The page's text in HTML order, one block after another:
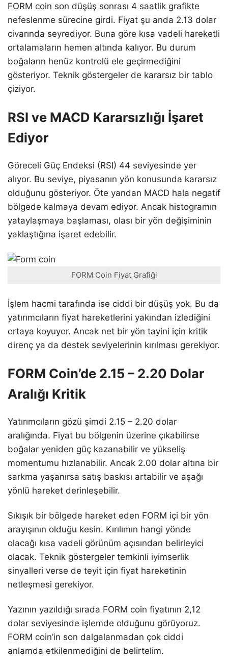
FORM coin son düşüş sonrası 4 saatlik grafikte
nefeslenme sürecine girdi. Fiyat şu anda 2.13 dolar
civarında seyrediyor. Buna göre kısa vadeli hareketli
ortalamaların hemen altında kalıyor. Bu durum
boğaların henüz kontrolü ele geçirmediğini
gösteriyor. Teknik göstergeler de kararsız bir tablo
çiziyor.
RSI ve MACD Kararsızlığı İşaret
Ediyor
Göreceli Güç Endeksi (RSI) 44 seviyesinde yer
alıyor. Bu seviye, piyasanın yön konusunda kararsız
olduğunu gösteriyor. Öte yandan MACD hala negatif
bölgede kalmaya devam ediyor. Ancak histogramın
yataylaşmaya başlaması, olası bir yön değişiminin
yaklaştığına işaret edebilir.
FORM Coin Fiyat Grafiği
İşlem hacmi tarafında ise ciddi bir düşüş yok. Bu da
yatırımcıların fiyat hareketlerini yakından izlediğini
ortaya koyuyor. Ancak net bir yön tayini için kritik
direnç ya da destek seviyelerinin kırılması gerekiyor.
FORM Coin’de 2.15 – 2.20 Dolar
Aralığı Kritik
Yatırımcıların gözü şimdi 2.15 – 2.20 dolar
aralığında. Fiyat bu bölgenin üzerine çıkabilirse
boğalar yeniden güç kazanabilir ve yükseliş
momentumu hızlanabilir. Ancak 2.00 dolar altına bir
sarkma yaşanırsa satış baskısı artabilir ve aşağı
yönlü hareket derinleşebilir.
Sıkışık bir bölgede hareket eden FORM içi bir yön
arayışının olduğu kesin. Kırılımın hangi yönde
olacağı kısa vadeli görünüm açısından belirleyici
olacak. Teknik göstergeler temkinli iyimserlik
sinyalleri verse de teyit için fiyat hareketinin
netleşmesi gerekiyor.
Yazının yazıldığı sırada FORM coin fiyatının 2,12
dolar seviyesinde işlemde olduğunu görüyoruz.
FORM coin’in son dalgalanmadan çok ciddi
anlamda etkilenmediğini de belirtelim.